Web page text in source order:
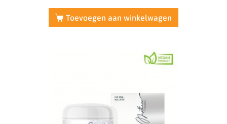
Toevoegen aan winkelwagen